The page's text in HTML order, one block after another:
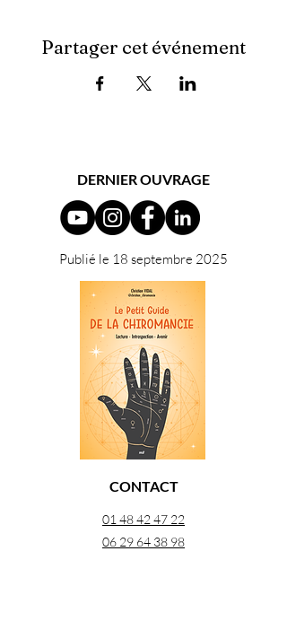
Partager cet événement
DERNIER OUVRAGE
Publié le 18 septembre 2025
CONTACT
01 48 42 47 22
06 29 64 38 98